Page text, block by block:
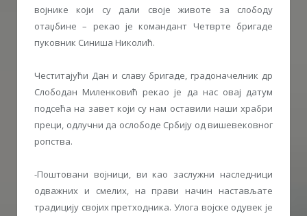
војнике који су дали своје животе за слободу
отаџбине – рекао је командант Четврте бригаде
пуковник Синиша Николић.
Честитајући Дан и славу бригаде, градоначелник др
Слободан Миленковић рекао је да нас овај датум
подсећа на завет који су нам оставили наши храбри
преци, одлучни да ослободе Србију од вишевековног
ропства.
-Поштовани војници, ви као заслужни наследници
одважних и смелих, на прави начин настављате
традицију својих претходника. Улога војске одувек је